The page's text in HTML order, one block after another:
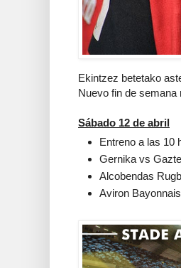
Ekintzez betetako
Nuevo fin de semana
Sábado 12 de abril
Entreno a las 10
Gernika vs
Alcobendas
Aviron